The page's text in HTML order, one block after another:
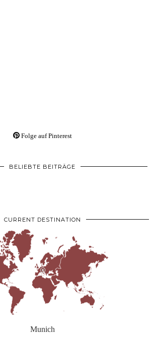
Folge auf Pinterest
BELIEBTE BEITRÄGE
CURRENT DESTINATION
Munich